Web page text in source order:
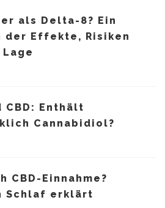
als Delta-8? Ein
der Effekte, Risiken
Enthält
Cannabidiol?
CBD-Einnahme?
Schlaf erklärt